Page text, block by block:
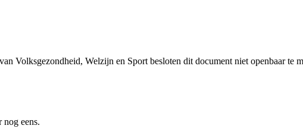
Volksgezondheid, Welzijn en Sport besloten dit document niet openbaar te
nog eens.